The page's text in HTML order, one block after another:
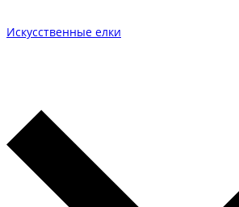
Искусственные елки